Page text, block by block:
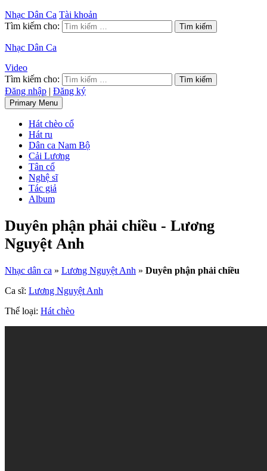
Nhạc Dân Ca Tài khoản
Tìm kiếm cho:
Nhạc Dân Ca
Video
Tìm kiếm cho:
Đăng nhập | Đăng ký
Primary Menu
Hát chèo cổ
Hát ru
Dân ca Nam Bộ
Cải Lương
Tân cổ
Nghệ sĩ
Tác giả
Album
Duyên phận phải chiều - Lương
Nguyệt Anh
Nhạc dân ca » Lương Nguyệt Anh » Duyên phận phải chiều
Ca sĩ: Lương Nguyệt Anh
Thể loại: Hát chèo